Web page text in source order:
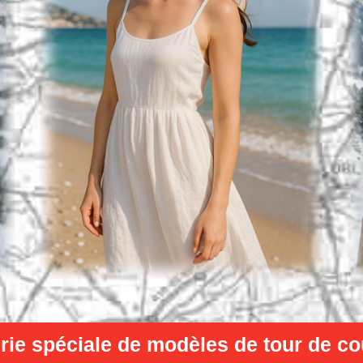
spéciale de modèles de tour de